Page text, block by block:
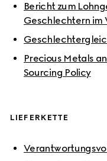
Bericht zum
Geschlechtern im
Precious Metals
Sourcing Policy
LIEFERKETTE